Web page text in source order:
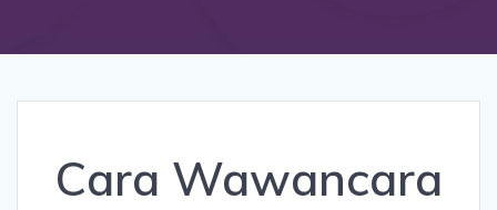
Cara Wawancara